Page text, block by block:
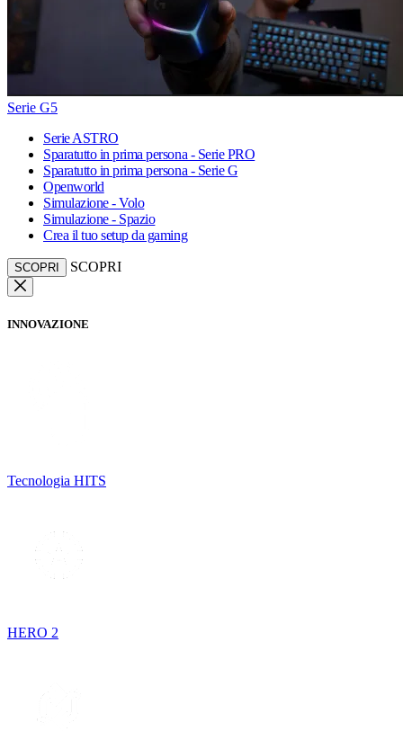
Serie G5
Serie ASTRO
Sparatutto in prima persona - Serie PRO
Sparatutto in prima persona - Serie G
Openworld
Simulazione - Volo
Simulazione - Spazio
Crea il tuo setup da gaming
SCOPRI SCOPRI
INNOVAZIONE
Tecnologia HITS
HERO 2